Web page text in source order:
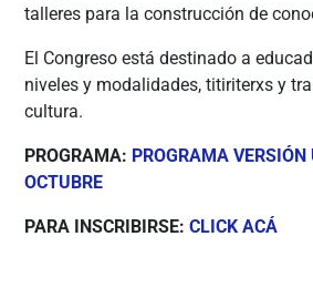
talleres para la construcción de
El Congreso está destinado a
niveles y modalidades, titiriterxs y
cultura.
PROGRAMA: PROGRAMA
OCTUBRE
PARA INSCRIBIRSE:CLICK ACÁ